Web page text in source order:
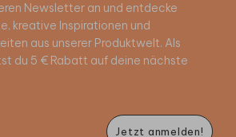
Newsletter an und entdecke
kreative Inspirationen und
aus unserer Produktwelt. Als
du 5 € Rabatt auf deine nächste
Jetzt anmelden!